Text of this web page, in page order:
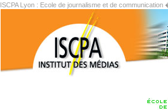
ISCPA Lyon : Ecole de journalisme et de